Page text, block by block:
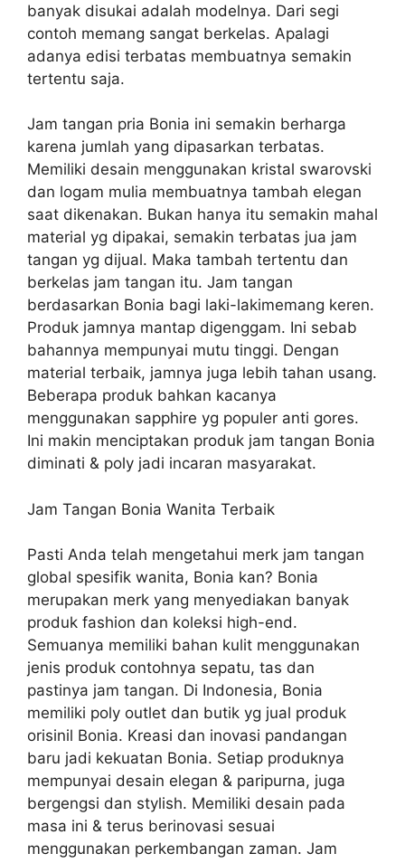
banyak disukai adalah modelnya. Dari segi
contoh memang sangat berkelas. Apalagi
adanya edisi terbatas membuatnya semakin
tertentu saja.
Jam tangan pria Bonia ini semakin berharga
karena jumlah yang dipasarkan terbatas.
Memiliki desain menggunakan kristal swarovski
dan logam mulia membuatnya tambah elegan
saat dikenakan. Bukan hanya itu semakin mahal
material yg dipakai, semakin terbatas jua jam
tangan yg dijual. Maka tambah tertentu dan
berkelas jam tangan itu. Jam tangan
berdasarkan Bonia bagi laki-lakimemang keren.
Produk jamnya mantap digenggam. Ini sebab
bahannya mempunyai mutu tinggi. Dengan
material terbaik, jamnya juga lebih tahan usang.
Beberapa produk bahkan kacanya
menggunakan sapphire yg populer anti gores.
Ini makin menciptakan produk jam tangan Bonia
diminati & poly jadi incaran masyarakat.
Jam Tangan Bonia Wanita Terbaik
Pasti Anda telah mengetahui merk jam tangan
global spesifik wanita, Bonia kan? Bonia
merupakan merk yang menyediakan banyak
produk fashion dan koleksi high-end.
Semuanya memiliki bahan kulit menggunakan
jenis produk contohnya sepatu, tas dan
pastinya jam tangan. Di Indonesia, Bonia
memiliki poly outlet dan butik yg jual produk
orisinil Bonia. Kreasi dan inovasi pandangan
baru jadi kekuatan Bonia. Setiap produknya
mempunyai desain elegan & paripurna, juga
bergengsi dan stylish. Memiliki desain pada
masa ini & terus berinovasi sesuai
menggunakan perkembangan zaman. Jam